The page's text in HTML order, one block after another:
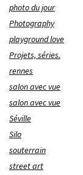
photo du jour
Photography
playground love
Projets, séries.
rennes
salon avec vue
salon avec vue
Séville
Silo
souterrain
street art